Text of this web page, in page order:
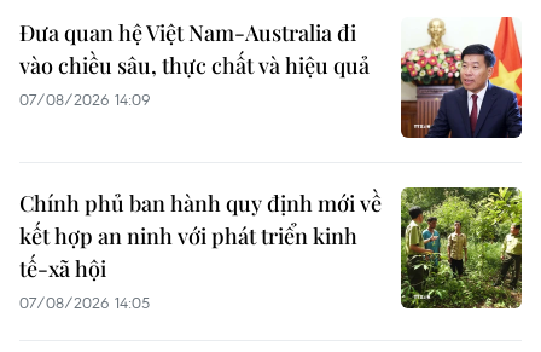
Đưa quan hệ Việt Nam-Australia đi
vào chiều sâu, thực chất và hiệu quả
07/08/2026 14:09
Chính phủ ban hành quy định mới về
kết hợp an ninh với phát triển kinh
tế-xã hội
07/08/2026 14:05